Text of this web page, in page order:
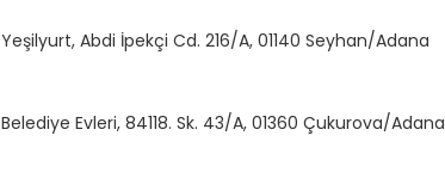
Yeşilyurt, Abdi İpekçi Cd. 216/A, 01140 Seyhan/Adana
Belediye Evleri, 84118. Sk. 43/A, 01360 Çukurova/Adana